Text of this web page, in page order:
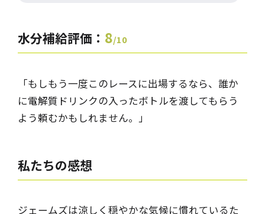
水分補給評価： 8/10
「もしも​​う一度このレースに出場するなら、誰か
に電解質ドリンクの入ったボトルを渡してもらう
よう頼むかもしれません。」
私たちの感想
ジェームズは涼しく穏やかな気候に慣れているた